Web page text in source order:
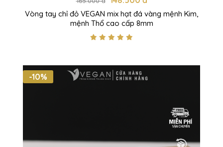
Vòng tay chỉ đỏ VEGAN mix hạt đá vàng mệnh Kim,
mệnh Thổ cao cấp 8mm
-10%